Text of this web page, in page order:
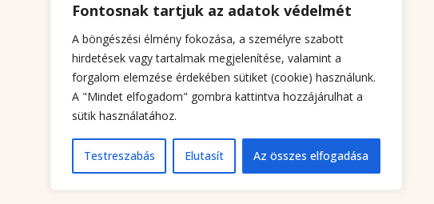
Fontosnak tartjuk az adatok védelmét
A böngészési élmény fokozása, a személyre szabott
hirdetések vagy tartalmak megjelenítése, valamint a
forgalom elemzése érdekében sütiket (cookie) használunk.
A "Mindet elfogadom" gombra kattintva hozzájárulhat a
sütik használatához.
Testreszabás Elutasít Az összes elfogadása